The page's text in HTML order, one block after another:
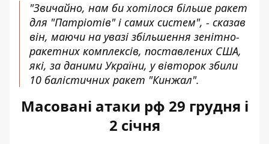
"Звичайно, нам би хотілося більше ракет
для "Патріотів" і самих систем", - сказав
він, маючи на увазі збільшення зенітно-
ракетних комплексів, поставлених США,
які, за даними України, у вівторок збили
10 балістичних ракет "Кинжал".
Масовані атаки рф 29 грудня і
2 січня